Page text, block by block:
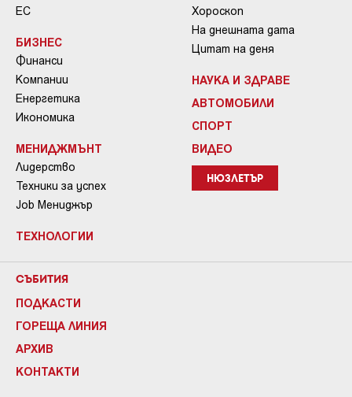
ЕС
БИЗНЕС
Финанси
Компании
Енергетика
Икономика
МЕНИДЖМЪНТ
Лидерство
Техники за успех
Job Мениджър
ТЕХНОЛОГИИ
Хороскоп
На днешната дата
Цитат на деня
НАУКА И ЗДРАВЕ
АВТОМОБИЛИ
СПОРТ
ВИДЕО
НЮЗЛЕТЪР
СЪБИТИЯ
ПОДКАСТИ
ГОРЕЩА ЛИНИЯ
АРХИВ
КОНТАКТИ